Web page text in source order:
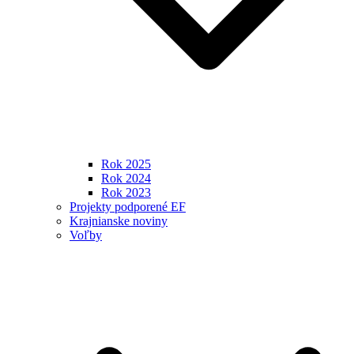
Rok 2025
Rok 2024
Rok 2023
Projekty podporené EF
Krajnianske noviny
Voľby